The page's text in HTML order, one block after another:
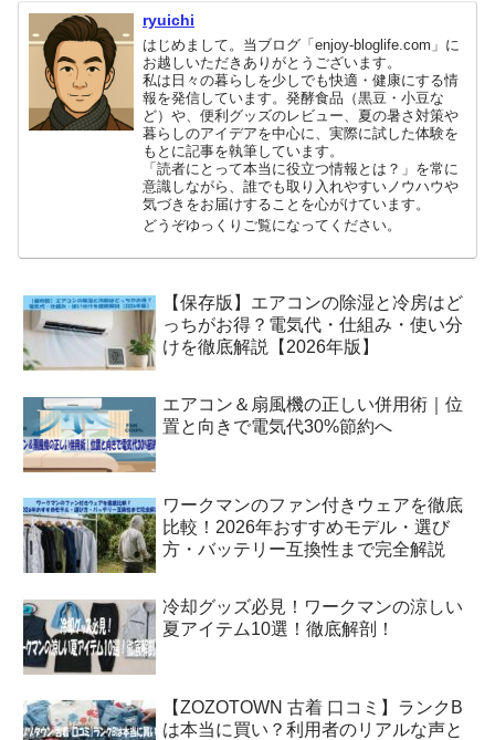
ryuichi
はじめまして。当ブログ「enjoy-bloglife.com」に
お越しいただきありがとうございます。
私は日々の暮らしを少しでも快適・健康にする情
報を発信しています。発酵食品（黒豆・小豆な
ど）や、便利グッズのレビュー、夏の暑さ対策や
暮らしのアイデアを中心に、実際に試した体験を
もとに記事を執筆しています。
「読者にとって本当に役立つ情報とは？」を常に
意識しながら、誰でも取り入れやすいノウハウや
気づきをお届けすることを心がけています。
どうぞゆっくりご覧になってください。
【保存版】エアコンの除湿と冷房はど
っちがお得？電気代・仕組み・使い分
けを徹底解説【2026年版】
エアコン＆扇風機の正しい併用術｜位
置と向きで電気代30%節約へ
ワークマンのファン付きウェアを徹底
比較！2026年おすすめモデル・選び
方・バッテリー互換性まで完全解説
冷却グッズ必見！ワークマンの涼しい
夏アイテム10選！徹底解剖！
【ZOZOTOWN 古着 口コミ】ランクB
は本当に買い？利用者のリアルな声と